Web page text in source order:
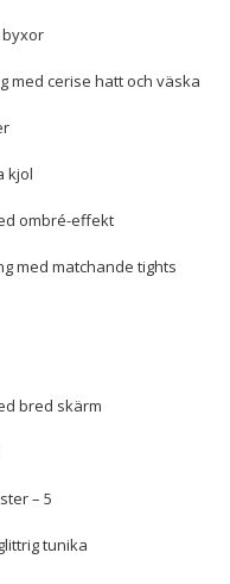
byxor
med cerise hatt och väska
kjol
ombré-effekt
med matchande tights
bred skärm
– 5
tunika